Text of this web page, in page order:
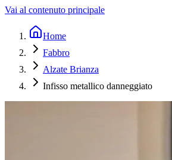
Vai al contenuto principale
Home
Fabbro
Alzate Brianza
Infisso metallico danneggiato